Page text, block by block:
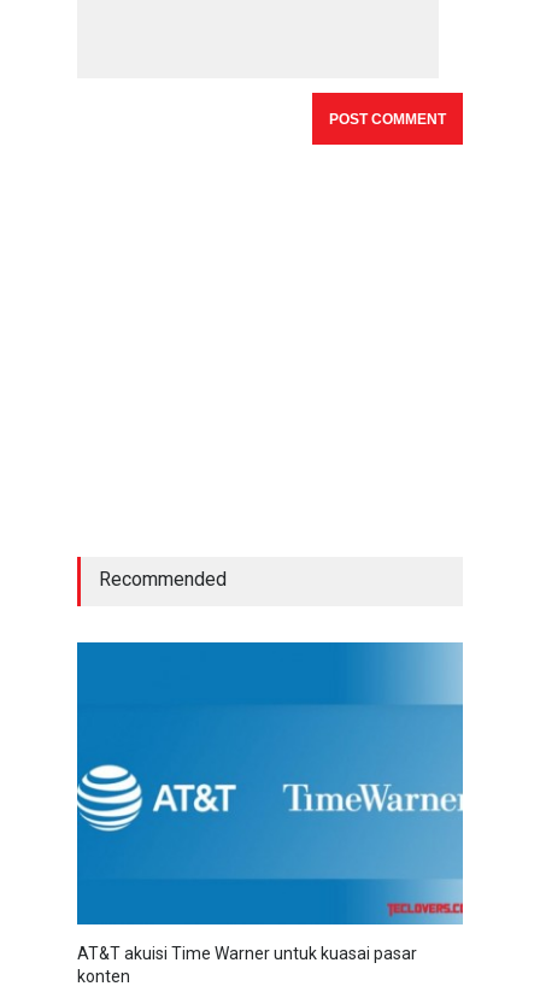
Recommended
AT&T akuisi Time Warner untuk kuasai pasar
konten